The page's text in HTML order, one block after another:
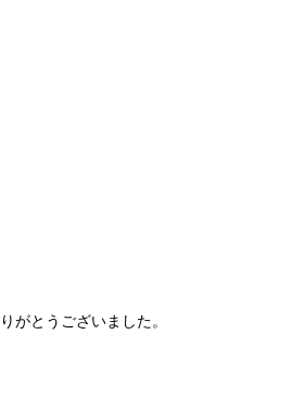
がとうございました。